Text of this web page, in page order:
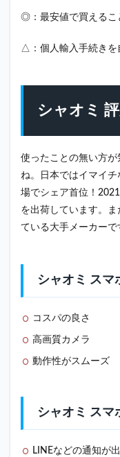
◎：最安値で買えるこ
△：個人輸入手続きを
シャオミ
使ったことの無い方
ね。日本ではイマイ
場でシェア首位！
を出荷しています。
ている大手メーカーで
シャオミ スマ
コスパの良さ
高画質カメラ
動作性がスムーズ
シャオミ スマ
LINEなどの通知が